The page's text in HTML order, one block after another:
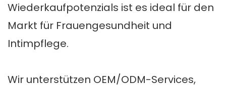
Wiederkaufpotenzials ist es ideal für den
Markt für Frauengesundheit und
Intimpflege.
Wir unterstützen OEM/ODM-Services,